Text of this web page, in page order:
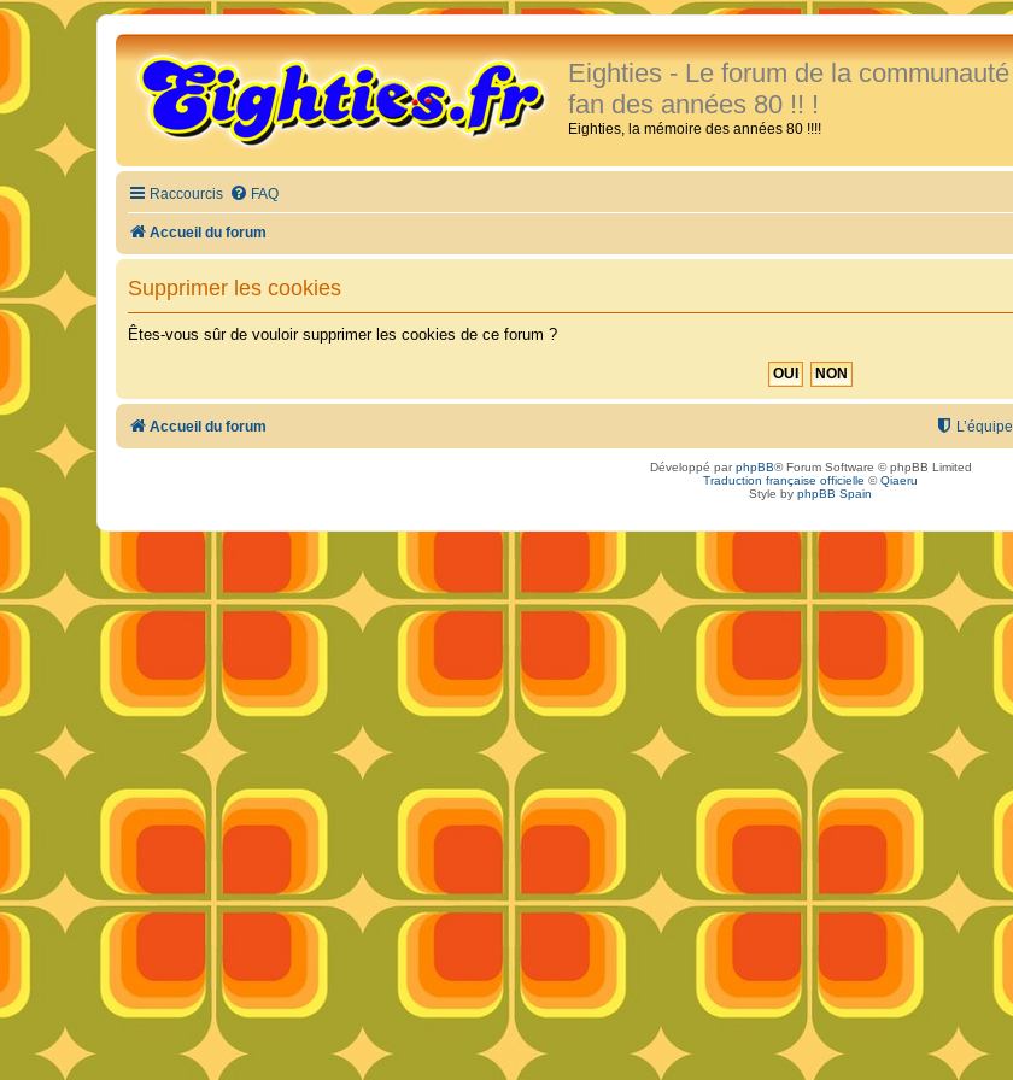
Eighties - Le forum de la communauté
fan des années 80 !! !
Eighties, la mémoire des années 80 !!!!
Raccourcis FAQ
Accueil du forum
Supprimer les cookies
Êtes-vous sûr de vouloir supprimer les cookies de ce forum ?
Accueil du forum L’équipe
Développé parphpBB® Forum Software © phpBB Limited
Traduction française officielle ©Qiaeru
Style by phpBB Spain